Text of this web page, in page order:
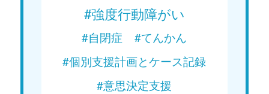
#強度行動障がい
#自閉症
#てんかん
#個別支援計画とケース記録
#意思決定支援